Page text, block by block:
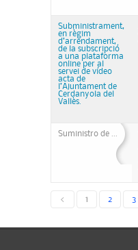
Subministrament,
en règim
d’arrendament,
de la subscripció
a una plataforma
online per al
servei de vídeo
acta de
l’Ajuntament de
Cerdanyola del
Vallès.
Suministro de ...
< 1 2 3